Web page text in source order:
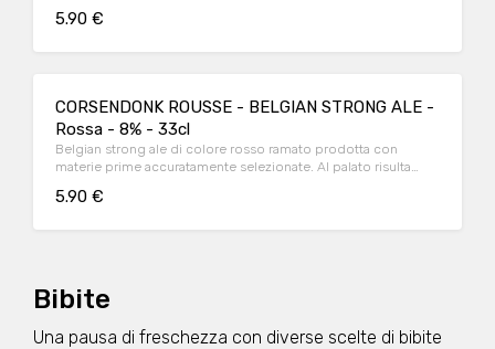
luppolato ed equilibrato.
5.90 €
CORSENDONK ROUSSE - BELGIAN STRONG ALE -
Rossa - 8% - 33cl
Belgian strong ale di colore rosso ramato prodotta con
materie prime accuratamente selezionate. Al palato risulta
fruttato. In bocca si sente sempre il caramello accompagnato
5.90 €
Bibite
Una pausa di freschezza con diverse scelte di bibite